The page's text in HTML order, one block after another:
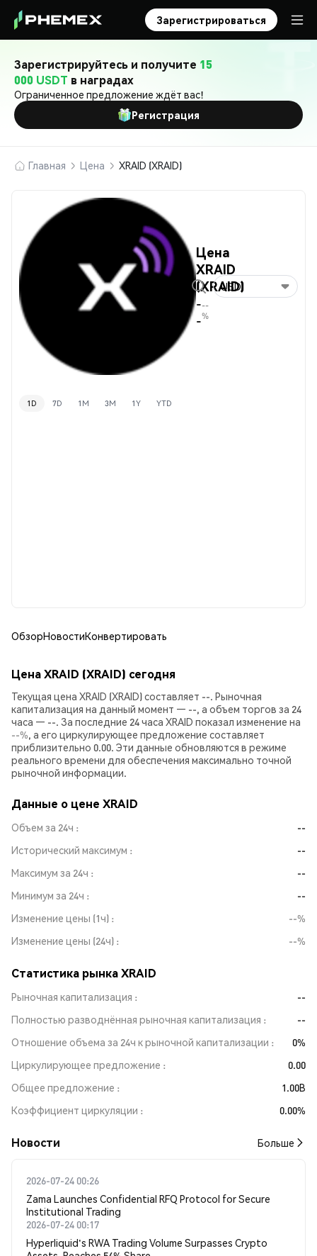
Зарегистрироваться
Зарегистрируйтесь и получите 15
000 USDT в наградах
Ограниченное предложение ждёт вас!
Регистрация
Главная Цена XRAID (XRAID)
Цена
XRAID
(XRAID)
-
-
--
%
USD
1D 7D 1M 3M 1Y YTD
ОбзорНовостиКонвертировать
Цена XRAID (XRAID) сегодня
Текущая цена XRAID (XRAID) составляет --. Рыночная
капитализация на данный момент — --, а объем торгов за 24
часа — --. За последние 24 часа XRAID показал изменение на
--%, а его циркулирующее предложение составляет
приблизительно 0.00. Эти данные обновляются в режиме
реального времени для обеспечения максимально точной
рыночной информации.
Данные о цене XRAID
Объем за 24ч
--
Исторический максимум
--
Максимум за 24ч
--
Минимум за 24ч
--
Изменение цены (1ч)
--%
Изменение цены (24ч)
--%
Статистика рынка XRAID
Рыночная капитализация
--
Полностью разводнённая рыночная капитализация
--
Отношение объема за 24ч к рыночной капитализации
0%
Циркулирующее предложение
0.00
Общее предложение
1.00B
Коэффициент циркуляции
0.00%
Новости Больше
2026-07-24 00:26
Zama Launches Confidential RFQ Protocol for Secure
Institutional Trading
2026-07-24 00:17
Hyperliquid's RWA Trading Volume Surpasses Crypto